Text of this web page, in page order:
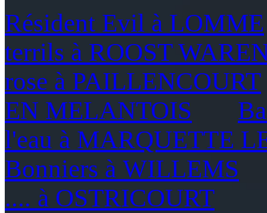
Résident Evil à LOMME
terrils à ROOST
rose à PAILLENCOURT
EN MELANTOIS
l'eau à MARQUETTE
Bonniers à WILLEMS
.... à OSTRICOURT